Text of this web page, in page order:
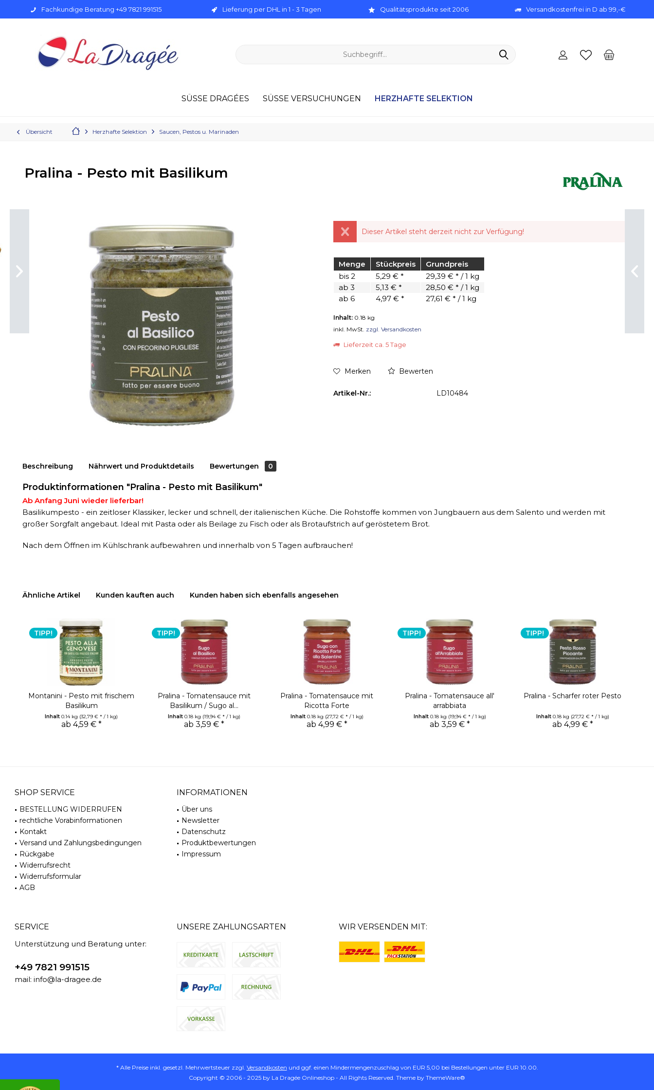
Fachkundige Beratung +49 7821 991515 Lieferung per DHL in 1 - 3 Tagen Qualitätsprodukte seit 2006 Versandkostenfrei in D ab 99,-€
SÜSSE DRAGÉES SÜSSE VERSUCHUNGEN HERZHAFTE SELEKTION
Übersicht Herzhafte Selektion Saucen, Pestos u. Marinaden
Pralina - Pesto mit Basilikum
Dieser Artikel steht derzeit nicht zur Verfügung!
Menge Stückpreis
Grundpreis
bis 2 5,29 € *
29,39 € * / 1 kg
ab 3 5,13 € *
28,50 € * / 1 kg
ab 6 4,97 € * 27,61 € * / 1 kg
Inhalt: 0.18 kg
inkl. MwSt. zzgl. Versandkosten
Lieferzeit ca. 5 Tage
Merken Bewerten
Artikel-Nr.: LD10484
Beschreibung Nährwert und Produktdetails Bewertungen 0
Produktinformationen "Pralina - Pesto mit Basilikum"
Ab Anfang Juni wieder lieferbar!
Basilikumpesto - ein zeitloser Klassiker, lecker und schnell, der italienischen Küche. Die Rohstoffe kommen von Jungbauern aus dem Salento und werden mit
großer Sorgfalt angebaut. Ideal mit Pasta oder als Beilage zu Fisch oder als Brotaufstrich auf geröstetem Brot.
Nach dem Öffnen im Kühlschrank aufbewahren und innerhalb von 5 Tagen aufbrauchen!
Ähnliche Artikel Kunden kauften auch Kunden haben sich ebenfalls angesehen
TIPP!
Montanini - Pesto mit frischem
Basilikum
Inhalt0.14 kg (32,79 € * / 1 kg)
ab 4,59 € *
TIPP!
Pralina - Tomatensauce mit
Basilikum / Sugo al...
Inhalt0.18 kg (19,94 € * / 1 kg)
ab 3,59 € *
Pralina - Tomatensauce mit
Ricotta Forte
Inhalt 0.18 kg (27,72 € * / 1 kg)
ab 4,99 € *
TIPP!
Pralina - Tomatensauce all'
arrabbiata
Inhalt 0.18 kg (19,94 € * / 1 kg)
ab 3,59 € *
TIPP!
Pralina - Scharfer roter Pesto
Inhalt 0.18 kg (27,72 € * / 1 kg)
ab 4,99 € *
SHOP SERVICE
BESTELLUNG WIDERRUFEN
rechtliche Vorabinformationen
Kontakt
Versand und Zahlungsbedingungen
Rückgabe
Widerrufsrecht
Widerrufsformular
AGB
INFORMATIONEN
Über uns
Newsletter
Datenschutz
Produktbewertungen
Impressum
SERVICE
Unterstützung und Beratung unter:
+49 7821 991515
mail: info@la-dragee.de
UNSERE ZAHLUNGSARTEN WIR VERSENDEN MIT:
* Alle Preise inkl. gesetzl. Mehrwertsteuer zzgl. Versandkosten und ggf. einen Mindermengenzuschlag von EUR 5,00 bei Bestellungen unter EUR 10.00.
Copyright © 2006 - 2025 by La Dragée Onlineshop - All Rights Reserved. Theme by ThemeWare®